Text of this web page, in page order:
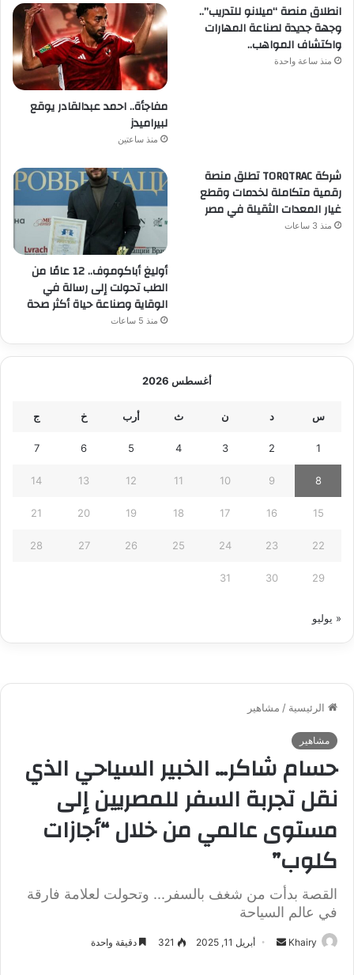
انطلاق منصة “ميلانو للتدريب”..
وجهة جديدة لصناعة المهارات
واكتشاف المواهب..
منذ ساعة واحدة
مفاجأة.. احمد عبدالقادر يوقع
لبيراميدز
منذ ساعتين
شركة TORQTRAC تطلق منصة
رقمية متكاملة لخدمات وقطع
غيار المعدات الثقيلة في مصر
منذ 3 ساعات
أوليغ أباكوموف.. 12 عامًا من
الطب تحولت إلى رسالة في
الوقاية وصناعة حياة أكثر صحة
منذ 5 ساعات
أغسطس 2026
س د ن ث أرب خ ج
1
2
3
4
5
6
7
8
9
10
11
12
13
14
15
16
17
18
19
20
21
22
23
24
25
26
27
28
29
30
31
« يوليو